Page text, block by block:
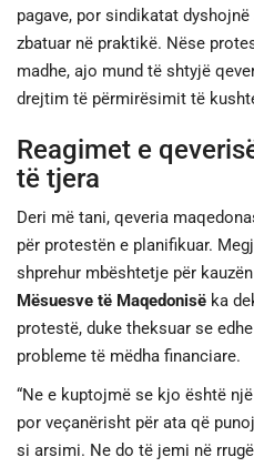
pagave, por sindikatat
zbatuar në praktikë. Nëse
madhe, ajo mund të shtyjë
drejtim të përmirësimit të
Reagimet e
të tjera
Deri më tani, qeveria
për protestën e planifikuar.
shprehur mbështetje për
Mësuesve të Maqedonisë ka
protestë, duke theksuar se
probleme të mëdha financiare.
“Ne e kuptojmë se kjo është
por veçanërisht për ata që
si arsimi. Ne do të jemi në